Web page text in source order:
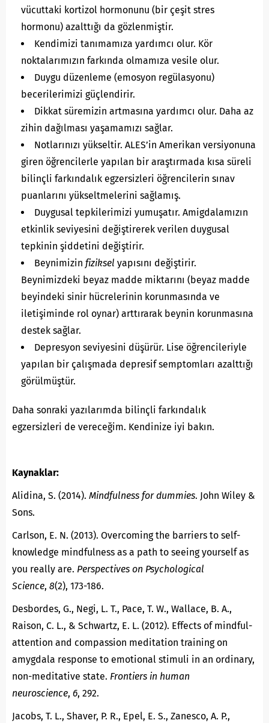
vücuttaki kortizol hormonunu (bir çeşit stres
hormonu) azalttığı da gözlenmiştir.
Kendimizi tanımamıza yardımcı olur. Kör
noktalarımızın farkında olmamıza vesile olur.
Duygu düzenleme (emosyon regülasyonu)
becerilerimizi güçlendirir.
Dikkat süremizin artmasına yardımcı olur. Daha az
zihin dağılması yaşamamızı sağlar.
Notlarınızı yükseltir. ALES’in Amerikan versiyonuna
giren öğrencilerle yapılan bir araştırmada kısa süreli
bilinçli farkındalık egzersizleri öğrencilerin sınav
puanlarını yükseltmelerini sağlamış.
Duygusal tepkilerimizi yumuşatır. Amigdalamızın
etkinlik seviyesini değiştirerek verilen duygusal
tepkinin şiddetini değiştirir.
Beynimizin fiziksel yapısını değiştirir.
Beynimizdeki beyaz madde miktarını (beyaz madde
beyindeki sinir hücrelerinin korunmasında ve
iletişiminde rol oynar) arttırarak beynin korunmasına
destek sağlar.
Depresyon seviyesini düşürür. Lise öğrencileriyle
yapılan bir çalışmada depresif semptomları azalttığı
görülmüştür.
Daha sonraki yazılarımda bilinçli farkındalık
egzersizleri de vereceğim. Kendinize iyi bakın.
Kaynaklar:
Alidina, S. (2014). Mindfulness for dummies. John Wiley &
Sons.
Carlson, E. N. (2013). Overcoming the barriers to self-
knowledge mindfulness as a path to seeing yourself as
you really are. Perspectives on Psychological
Science, 8(2), 173-186.
Desbordes, G., Negi, L. T., Pace, T. W., Wallace, B. A.,
Raison, C. L., & Schwartz, E. L. (2012). Effects of mindful-
attention and compassion meditation training on
amygdala response to emotional stimuli in an ordinary,
non-meditative state. Frontiers in human
neuroscience, 6, 292.
Jacobs, T. L., Shaver, P. R., Epel, E. S., Zanesco, A. P.,